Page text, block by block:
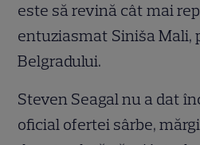
este să revină cât mai
entuziasmat Siniša Mali,
Belgradului.
Steven Seagal nu a dat
oficial ofertei sârbe,